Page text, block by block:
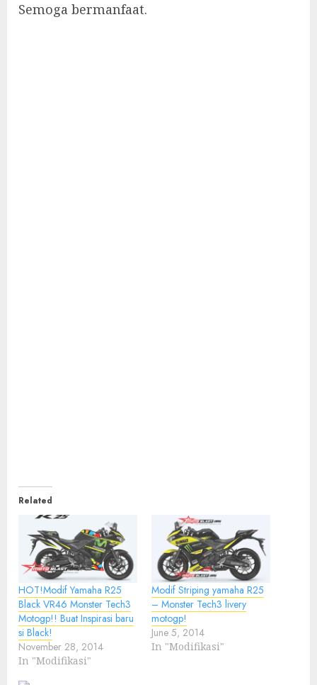
Semoga bermanfaat.
Related
HOT!Modif Yamaha R25
Black VR46 Monster Tech3
Motogp!! Buat Inspirasi baru
si Black!
November 28, 2014
In "Modifikasi"
Modif Striping yamaha R25
– Monster Tech3 livery
motogp!
June 5, 2014
In "Modifikasi"